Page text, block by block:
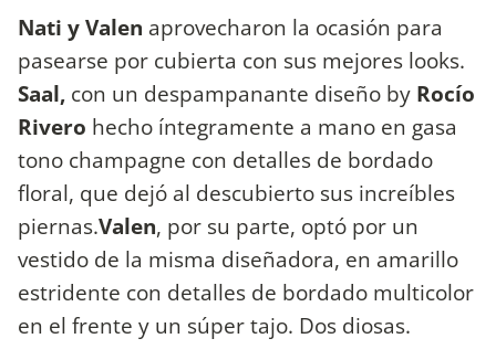
Nati y Valen aprovecharon la ocasión para
pasearse por cubierta con sus mejores looks.
Saal, con un despampanante diseño by Rocío
Rivero hecho íntegramente a mano en gasa
tono champagne con detalles de bordado
floral, que dejó al descubierto sus increíbles
piernas.Valen, por su parte, optó por un
vestido de la misma diseñadora, en amarillo
estridente con detalles de bordado multicolor
en el frente y un súper tajo. Dos diosas.